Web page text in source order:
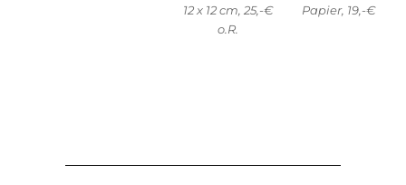
12 x 12 cm, 25,-€
o.R.
Papier, 19,-€